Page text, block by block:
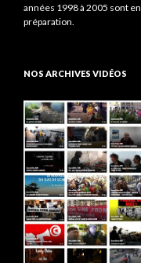
années 1998 à 2005 sont en
préparation.
NOS ARCHIVES VIDÉOS